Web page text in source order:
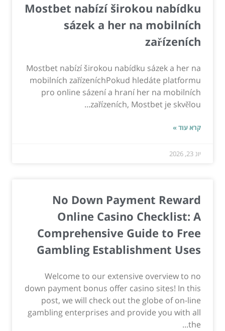
Mostbet nabízí širokou nabídku
sázek a her na mobilních
zařízeních
Mostbet nabízí širokou nabídku sázek a her na
mobilních zařízeníchPokud hledáte platformu
pro online sázení a hraní her na mobilních
zařízeních, Mostbet je skvělou...
קרא עוד »
יונ 23, 2026
No Down Payment Reward
Online Casino Checklist: A
Comprehensive Guide to Free
Gambling Establishment Uses
Welcome to our extensive overview to no
down payment bonus offer casino sites! In this
post, we will check out the globe of on-line
gambling enterprises and provide you with all
the...